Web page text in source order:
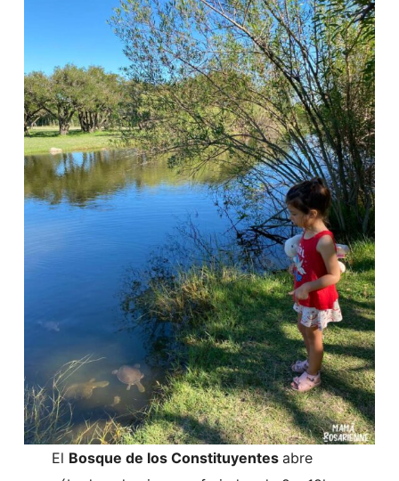
El Bosque de los Constituyentesabre